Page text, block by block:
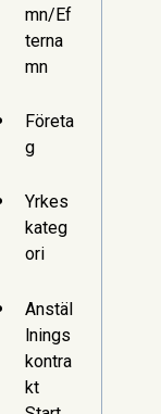
mn/Ef
terna
mn
Företa
g
Yrkes
kateg
ori
Anstäl
lnings
kontra
kt